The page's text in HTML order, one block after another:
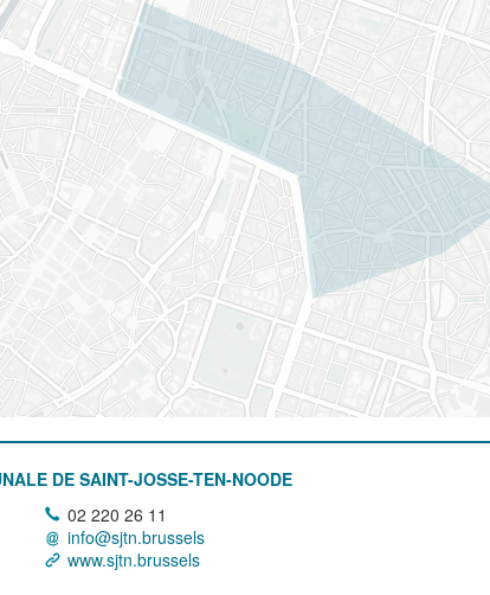
DE SAINT-JOSSE-TEN-NOODE
02 220 26 11
info@sjtn.brussels
www.sjtn.brussels